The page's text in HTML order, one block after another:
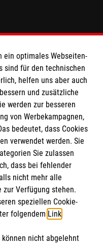
e.V.
12
|Datenschutz
ein optimales Webseiten-
sind für den technischen
helfen uns aber auch
und zusätzliche
werden zur besseren
von Werbekampagnen,
bedeutet, dass Cookies
verwendet werden. Sie
Sie zulassen
dass bei fehlender
nicht mehr alle
Verfügung stehen.
speziellen Cookie-
folgendem Link.
nicht abgelehnt